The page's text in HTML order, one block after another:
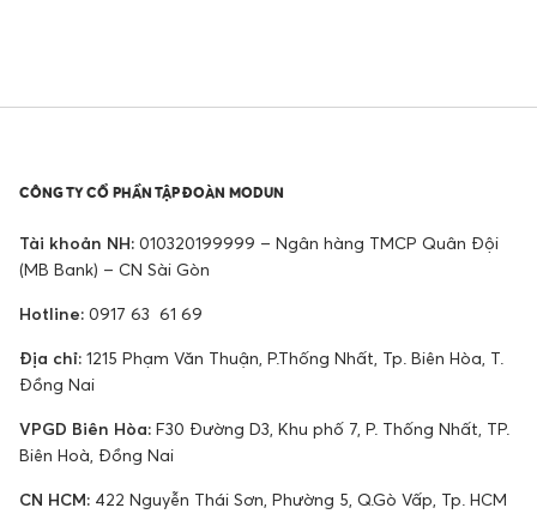
CÔNG TY CỔ PHẦN TẬP ĐOÀN MODUN
Tài khoản NH: 010320199999 – Ngân hàng TMCP Quân Đội
(MB Bank) – CN Sài Gòn
Hotline: 0917 63 61 69
Địa chỉ: 1215 Phạm Văn Thuận, P.Thống Nhất, Tp. Biên Hòa, T.
Đồng Nai
VPGD Biên Hòa: F30 Đường D3, Khu phố 7, P. Thống Nhất, TP.
Biên Hoà, Đồng Nai
CN HCM: 422 Nguyễn Thái Sơn, Phường 5, Q.Gò Vấp, Tp. HCM